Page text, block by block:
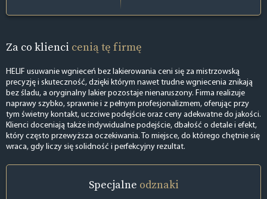
Za co klienci cenią tę firmę
HELIF usuwanie wgnieceń bez lakierowania ceni się za mistrzowską
precyzję i skuteczność, dzięki którym nawet trudne wgniecenia znikają
bez śladu, a oryginalny lakier pozostaje nienaruszony. Firma realizuje
naprawy szybko, sprawnie i z pełnym profesjonalizmem, oferując przy
tym świetny kontakt, uczciwe podejście oraz ceny adekwatne do jakości.
Klienci doceniają także indywidualne podejście, dbałość o detale i efekt,
który często przewyższa oczekiwania. To miejsce, do którego chętnie się
wraca, gdy liczy się solidność i perfekcyjny rezultat.
Specjalne odznaki